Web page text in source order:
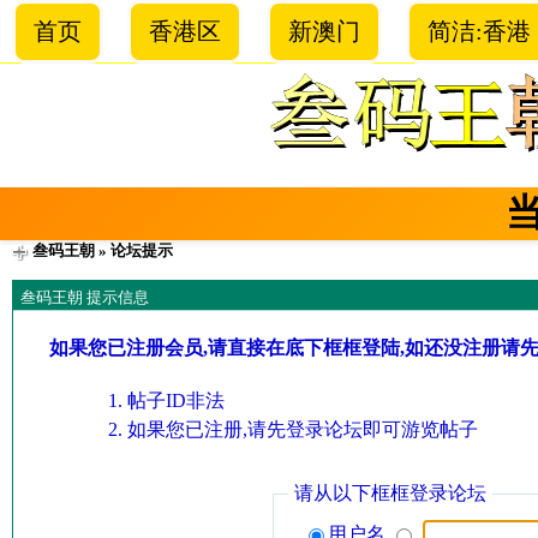
首页 香港区 新澳门 简洁:香港
叁码王朝 » 论坛提示
叁码王朝 提示信息
如果您已注册会员,请直接在底下框框登陆,如还没注册请
帖子ID非法
如果您已注册,请先登录论坛即可游览帖子
请从以下框框登录论坛
用户名